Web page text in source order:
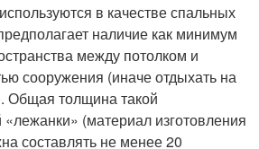
в качестве спальных
наличие как минимум
между потолком и
сооружения (иначе отдыхать на
Общая толщина такой
(материал изготовления
составлять не менее 20